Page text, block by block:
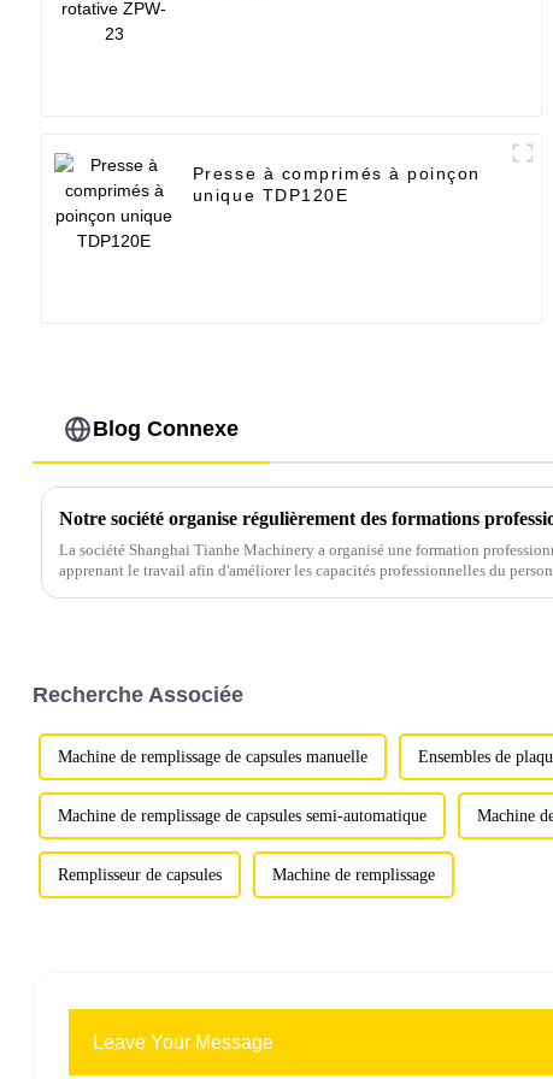
Presse à comprimés à poinçon
unique TDP120E
Blog Connexe
La société Shanghai Tianhe Machinery a organisé une formation
apprenant le travail afin d'améliorer les capacités professionnelles du
Recherche Associée
Machine de remplissage de capsules manuelle Ensembles de
Machine de remplissage de capsules semi-automatique Machine
Remplisseur de capsules Machine de remplissage
Leave Your Message